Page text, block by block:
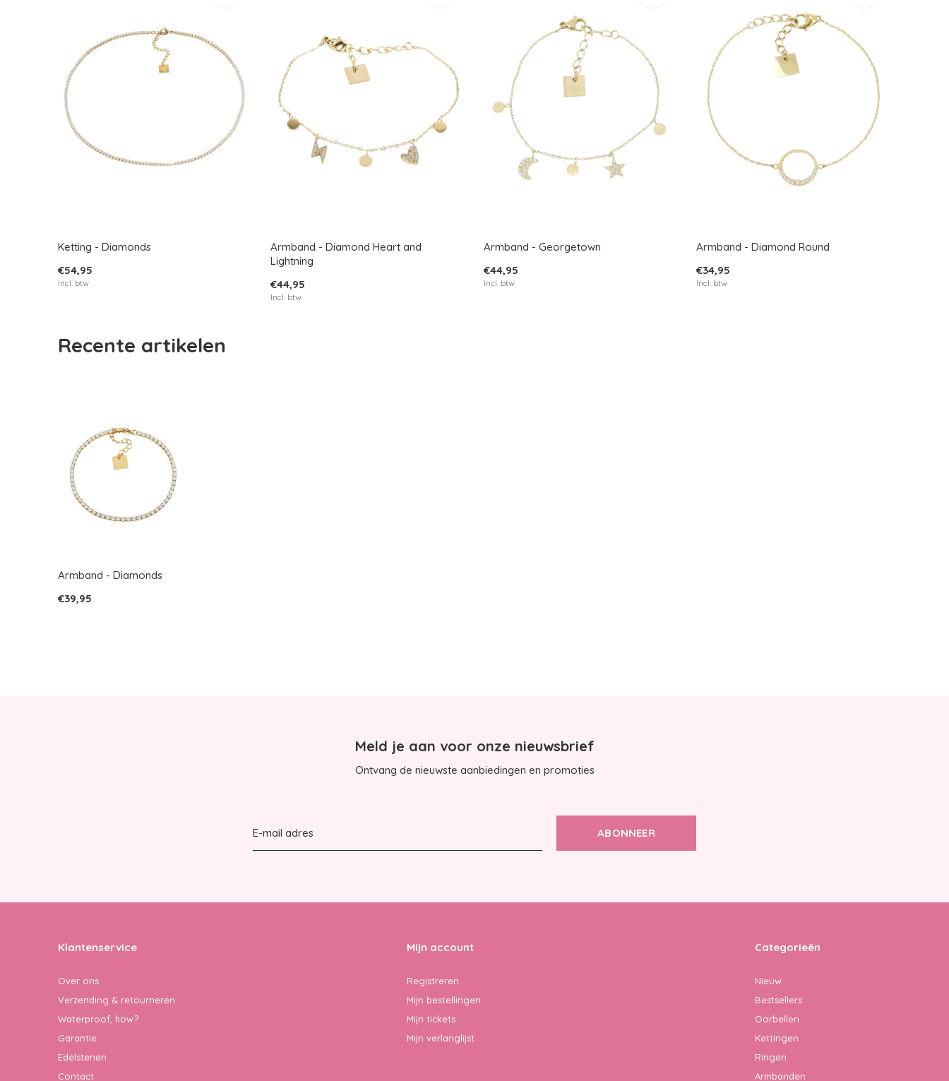
Ketting - Diamonds
€54,95
Incl. btw
Armband - Diamond Heart and
Lightning
€44,95
Incl. btw
Armband - Georgetown
€44,95
Incl. btw
Armband - Diamond Round
€34,95
Incl. btw
Recente artikelen
Armband - Diamonds
€39,95
Meld je aan voor onze nieuwsbrief
Ontvang de nieuwste aanbiedingen en promoties
ABONNEER
Klantenservice
Over ons
Verzending & retourneren
Waterproof, how?
Garantie
Edelstenen
Contact
Mijn account
Registreren
Mijn bestellingen
Mijn tickets
Mijn verlanglijst
Categorieën
Nieuw
Bestsellers
Oorbellen
Kettingen
Ringen
Armbanden